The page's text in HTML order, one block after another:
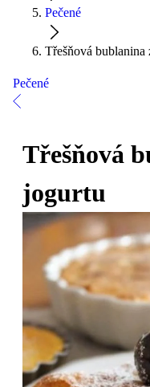
Pečené
Třešňová bublanina
Pečené
Třešňová
jogurtu